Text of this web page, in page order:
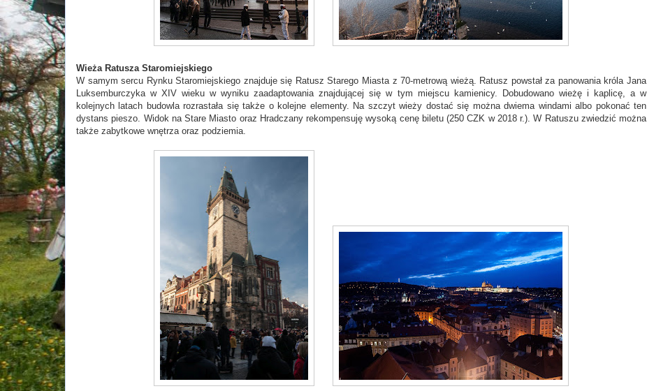
Wieża Ratusza Staromiejskiego
W samym sercu Rynku Staromiejskiego znajduje się Ratusz Starego Miasta z 70-metrową wieżą. Ratusz powstał za panowania króla Jana
Luksemburczyka w XIV wieku w wyniku zaadaptowania znajdującej się w tym miejscu kamienicy. Dobudowano wieżę i kaplicę, a w
kolejnych latach budowla rozrastała się także o kolejne elementy. Na szczyt wieży dostać się można dwiema windami albo pokonać ten
dystans pieszo. Widok na Stare Miasto oraz Hradczany rekompensuję wysoką cenę biletu (250 CZK w 2018 r.). W Ratuszu zwiedzić można
także zabytkowe wnętrza oraz podziemia.